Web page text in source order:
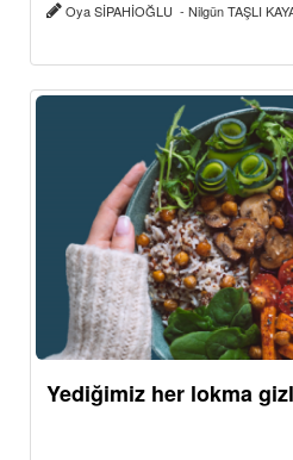
Oya SİPAHİOĞLU - Nilgün TAŞLI
Yediğimiz her lokma